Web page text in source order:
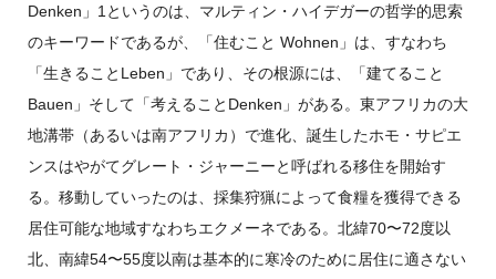
Denken」1というのは、マルティン・ハイデガーの哲学的思索
のキーワードであるが、「住むこと Wohnen」は、すなわち
「生きることLeben」であり、その根源には、「建てること
Bauen」そして「考えることDenken」がある。東アフリカの大
地溝帯（あるいは南アフリカ）で進化、誕生したホモ・サピエ
ンスはやがてグレート・ジャーニーと呼ばれる移住を開始す
る。移動していったのは、採集狩猟によって食糧を獲得できる
居住可能な地域すなわちエクメーネである。北緯70〜72度以
北、南緯54〜55度以南は基本的に寒冷のために居住に適さない